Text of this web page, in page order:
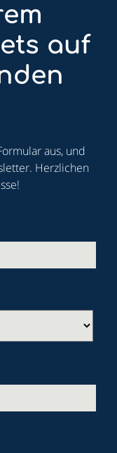
auf
aus, und
Herzlichen